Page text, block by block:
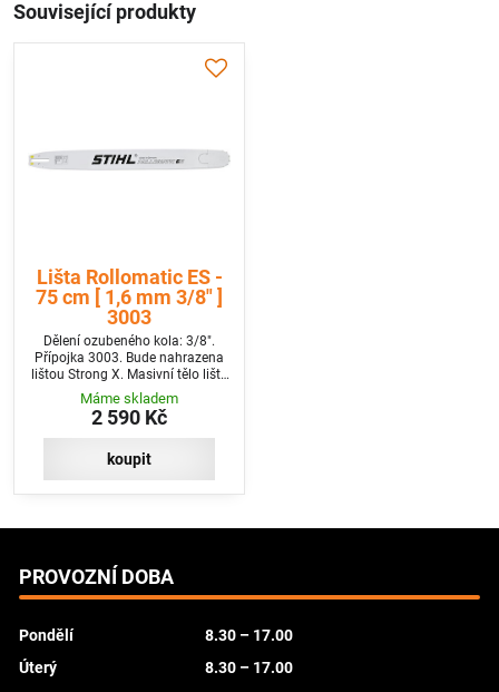
Související produkty
Lišta Rollomatic ES -
75 cm [ 1,6 mm 3/8" ]
3003
Dělení ozubeného kola: 3/8".
Přípojka 3003. Bude nahrazena
lištou Strong X. Masivní tělo lišty
s vyměnitelnou špičkou.
Máme skladem
2 590 Kč
koupit
PROVOZNÍ DOBA
Pondělí
8.30 – 17.00
Úterý
8.30 – 17.00